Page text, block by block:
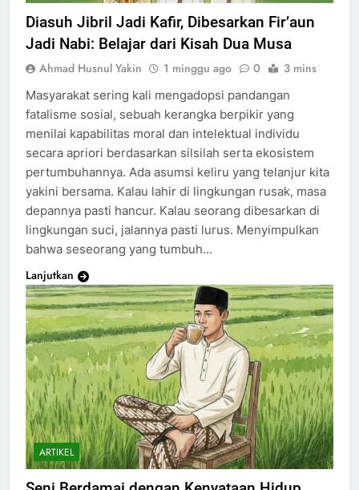
Diasuh Jibril Jadi Kafir, Dibesarkan Fir’aun
Jadi Nabi: Belajar dari Kisah Dua Musa
Ahmad Husnul Yakin 1 minggu ago 0 3 mins
Masyarakat sering kali mengadopsi pandangan
fatalisme sosial, sebuah kerangka berpikir yang
menilai kapabilitas moral dan intelektual individu
secara apriori berdasarkan silsilah serta ekosistem
pertumbuhannya. Ada asumsi keliru yang telanjur kita
yakini bersama. Kalau lahir di lingkungan rusak, masa
depannya pasti hancur. Kalau seorang dibesarkan di
lingkungan suci, jalannya pasti lurus. Menyimpulkan
bahwa seseorang yang tumbuh…
Lanjutkan
ARTIKEL